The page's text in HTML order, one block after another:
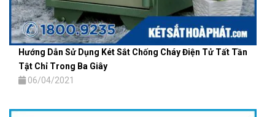
Hướng Dẫn Sử Dụng Két Sắt Chống Cháy Điện Tử Tất Tần
Tật Chỉ Trong Ba Giây
06/04/2021